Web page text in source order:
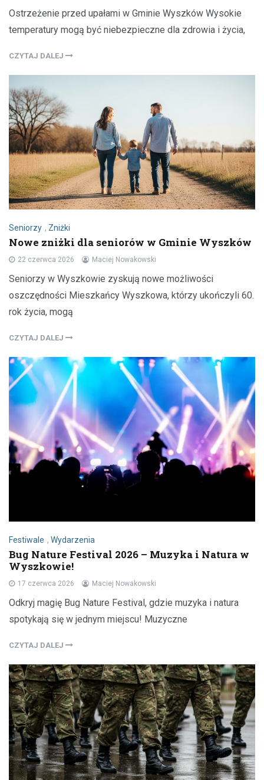
Ostrzeżenie przed upałami w Gminie Wyszków Wysokie
temperatury mogą być niebezpieczne dla zdrowia i życia,
CZYTAJ DALEJ
Seniorzy , Zniżki
Nowe zniżki dla seniorów w Gminie Wyszków
22 czerwca 2026 Maciej Nowakowski
Seniorzy w Wyszkowie zyskują nowe możliwości
oszczędności Mieszkańcy Wyszkowa, którzy ukończyli 60.
rok życia, mogą
CZYTAJ DALEJ
Festiwale , Wydarzenia
Bug Nature Festival 2026 – Muzyka i Natura w
Wyszkowie!
17 czerwca 2026 Maciej Nowakowski
Odkryj magię Bug Nature Festival, gdzie muzyka i natura
spotykają się w jednym miejscu! Muzyczne
CZYTAJ DALEJ